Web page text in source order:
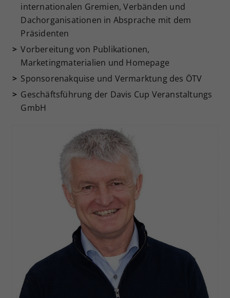
internationalen Gremien, Verbänden und
Dachorganisationen in Absprache mit dem
Präsidenten
Vorbereitung von Publikationen,
Marketingmaterialien und Homepage
Sponsorenakquise und Vermarktung des ÖTV
Geschäftsführung der Davis Cup Veranstaltungs
GmbH